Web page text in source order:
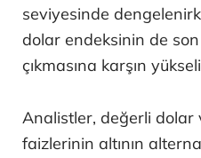
seviyesinde
dolar endeksinin de son
çıkmasına karşın
Analistler, değerli dolar
faizlerinin altının